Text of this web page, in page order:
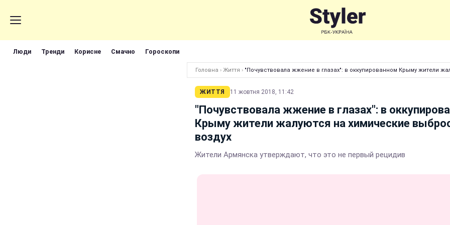
Люди Тренди Корисне Смачно Гороскопи
Головна › Життя › "Почувствовала жжение в глазах": в оккупированном Крыму жители
ЖИТТЯ 11 жовтня 2018, 11:42
"Почувствовала жжение в глазах": в
Крыму жители жалуются на химические
воздух
Жители Армянска утверждают, что это не первый рецидив